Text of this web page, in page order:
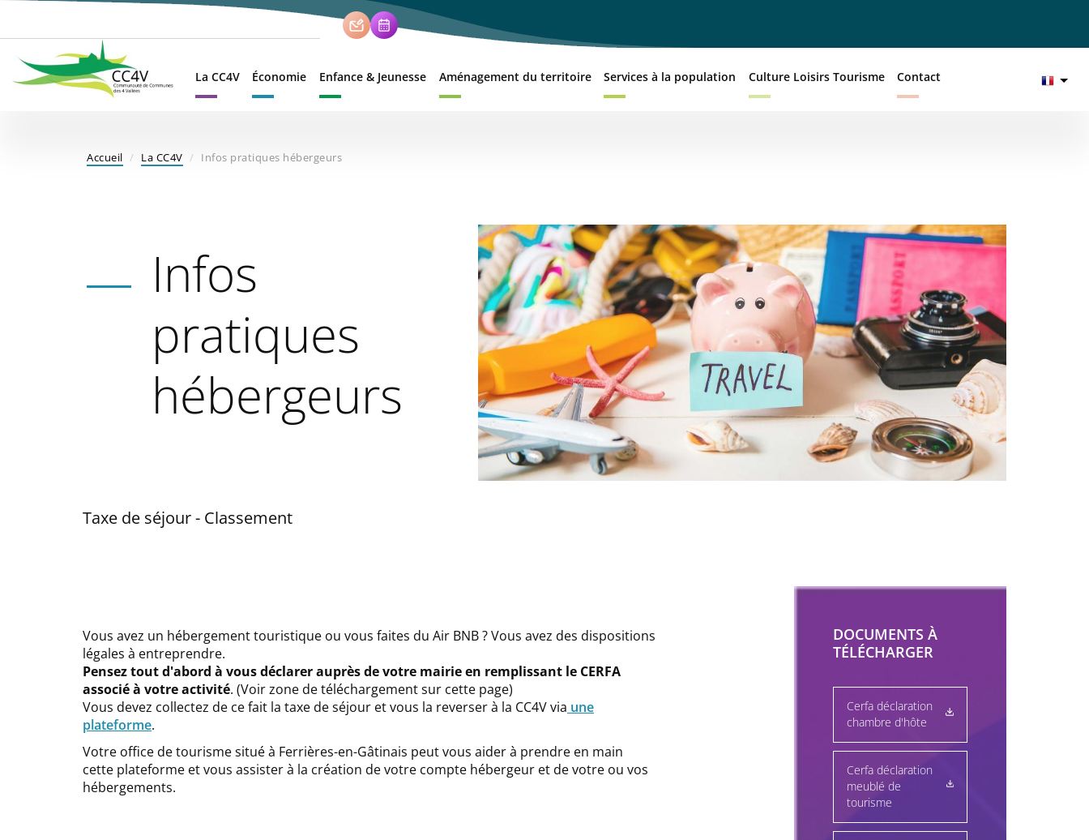
contenu
principal
La CC4V Économie Enfance & Jeunesse Aménagement du territoire Services à la population Culture Loisirs Tourisme Contact
Accueil La CC4V Infos pratiques hébergeurs
Infos
pratiques
hébergeurs
Taxe de séjour - Classement
Illustration
Vous avez un hébergement touristique ou vous faites du Air BNB ? Vous avez des dispositions
légales à entreprendre.
Pensez tout d'abord à vous déclarer auprès de votre mairie en remplissant le CERFA
associé à votre activité. (Voir zone de téléchargement sur cette page)
Vous devez collectez de ce fait la taxe de séjour et vous la reverser à la CC4V via une
plateforme.
Votre office de tourisme situé à Ferrières-en-Gâtinais peut vous aider à prendre en main
cette plateforme et vous assister à la création de votre compte hébergeur et de votre ou vos
hébergements.
DOCUMENTS À
TÉLÉCHARGER
Cerfa déclaration
chambre d'hôte
Cerfa déclaration
meublé de
tourisme